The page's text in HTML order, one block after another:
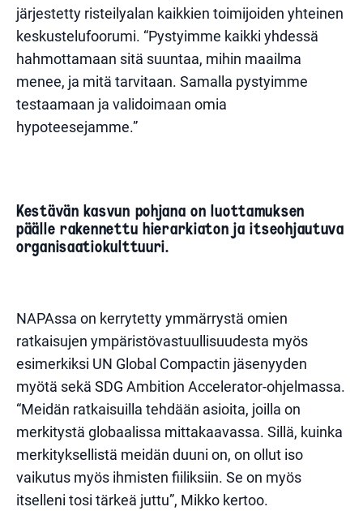
järjestetty risteilyalan kaikkien toimijoiden yhteinen
keskustelufoorumi. “Pystyimme kaikki yhdessä
hahmottamaan sitä suuntaa, mihin maailma
menee, ja mitä tarvitaan. Samalla pystyimme
testaamaan ja validoimaan omia
hypoteesejamme.”
Kestävän kasvun pohjana on luottamuksen
päälle rakennettu hierarkiaton ja itseohjautuva
organisaatiokulttuuri.
NAPAssa on kerrytetty ymmärrystä omien
ratkaisujen ympäristövastuullisuudesta myös
esimerkiksi UN Global Compactin jäsenyyden
myötä sekä SDG Ambition Accelerator-ohjelmassa.
“Meidän ratkaisuilla tehdään asioita, joilla on
merkitystä globaalissa mittakaavassa. Sillä, kuinka
merkityksellistä meidän duuni on, on ollut iso
vaikutus myös ihmisten fiiliksiin. Se on myös
itselleni tosi tärkeä juttu”, Mikko kertoo.